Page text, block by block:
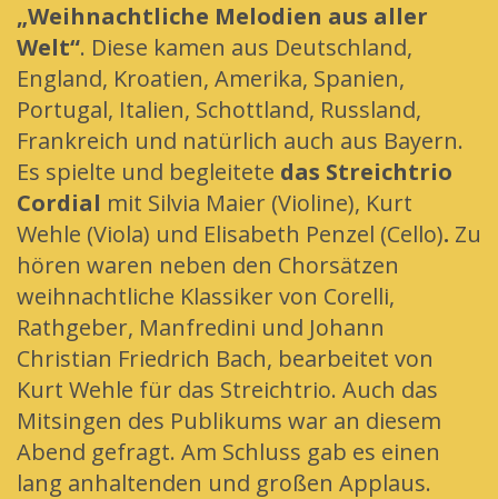
„Weihnachtliche Melodien aus aller
Welt“. Diese kamen aus Deutschland,
England, Kroatien, Amerika, Spanien,
Portugal, Italien, Schottland, Russland,
Frankreich und natürlich auch aus Bayern.
Es spielte und begleitete das Streichtrio
Cordial mit Silvia Maier (Violine), Kurt
Wehle (Viola) und Elisabeth Penzel (Cello). Zu
hören waren neben den Chorsätzen
weihnachtliche Klassiker von Corelli,
Rathgeber, Manfredini und Johann
Christian Friedrich Bach, bearbeitet von
Kurt Wehle für das Streichtrio. Auch das
Mitsingen des Publikums war an diesem
Abend gefragt. Am Schluss gab es einen
lang anhaltenden und großen Applaus.